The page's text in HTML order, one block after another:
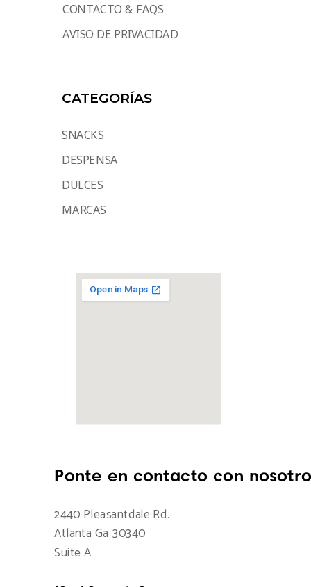
CONTACTO & FAQS
AVISO DE PRIVACIDAD
CATEGORÍAS
SNACKS
DESPENSA
DULCES
MARCAS
Ponte en contacto con
2440 Pleasantdale Rd.
Atlanta Ga 30340
Suite A